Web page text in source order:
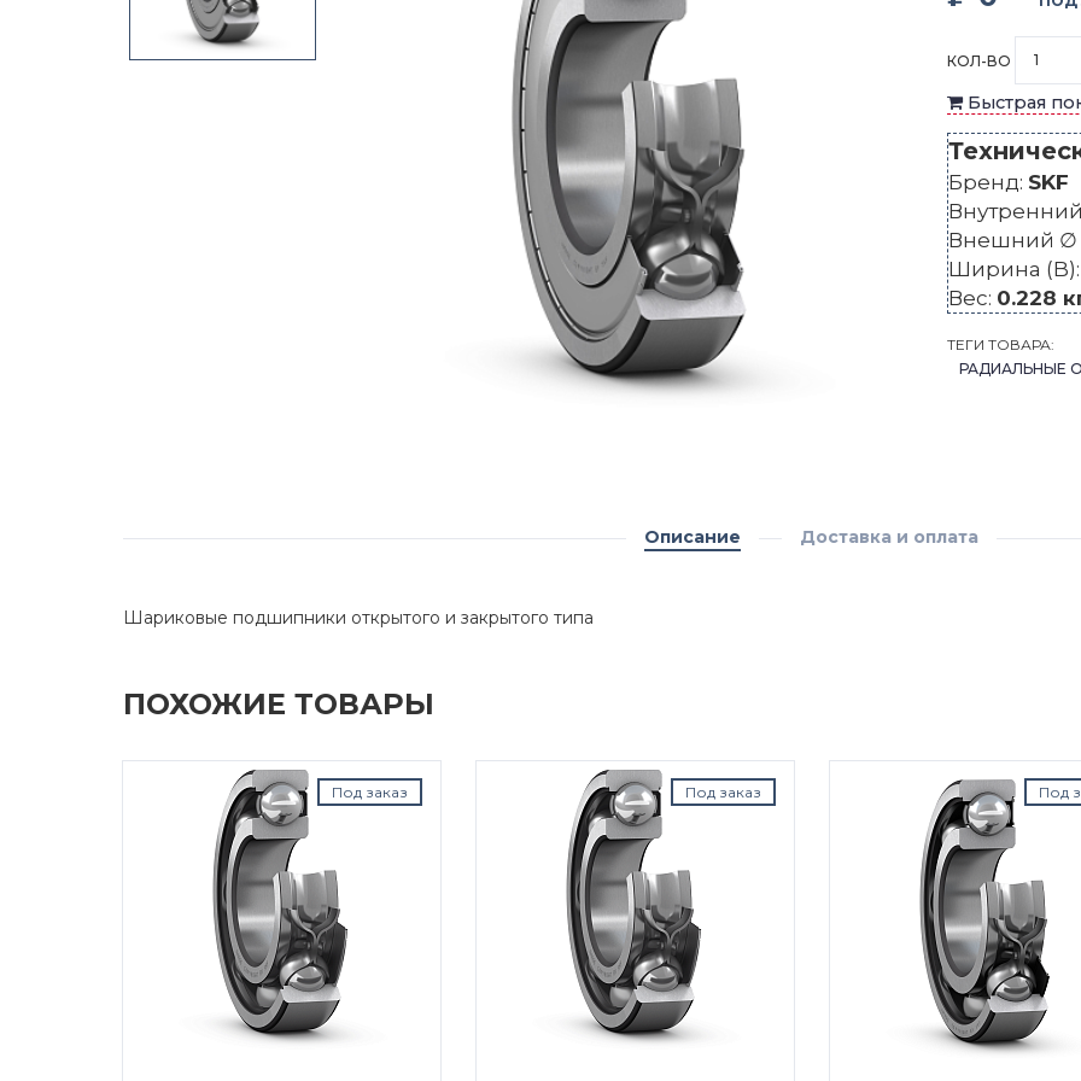
КОЛ-ВО
Быстрая
Бренд: SKF
Внешний ∅
Ширина
Вес: 0.228
ТЕГИ ТОВАРА:
РАДИАЛЬНЫЕ
Описание Доставка и оплата
Шариковые подшипники открытого и закрытого типа
ПОХОЖИЕ ТОВАРЫ
Под заказ Под заказ Под